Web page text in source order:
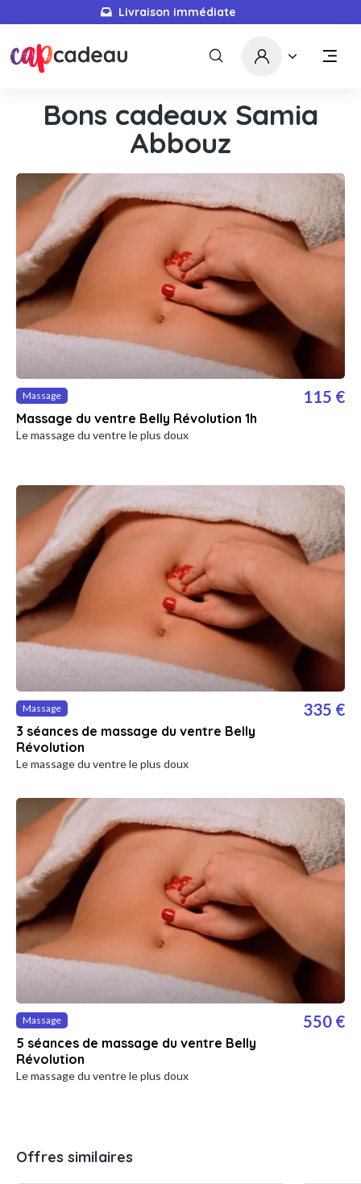
Livraison immédiate
Bons cadeaux Samia
Abbouz
Massage
Massage du ventre Belly Révolution 1h
115 €
Le massage du ventre le plus doux
Massage
3 séances de massage du ventre Belly
Révolution
335 €
Le massage du ventre le plus doux
Massage
5 séances de massage du ventre Belly
Révolution
550 €
Le massage du ventre le plus doux
Offres similaires